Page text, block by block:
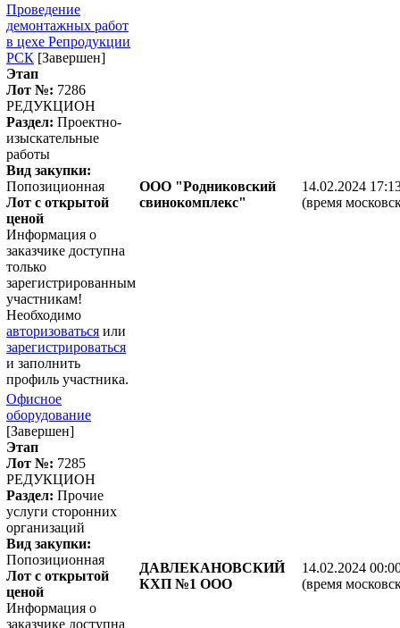
Проведение
демонтажных работ
в цехе Репродукции
РСК [Завершен]
Этап
Лот №: 7286
РЕДУКЦИОН
Раздел: Проектно-
изыскательные
работы
Вид закупки:
Попозиционная
Лот с открытой
ценой
Информация о
заказчике доступна
только
зарегистрированным
участникам!
Необходимо
авторизоваться или
зарегистрироваться
и заполнить
профиль участника.
ООО "Родниковский
свинокомплекс"
14.02.2024
(время
Офисное
оборудование
[Завершен]
Этап
Лот №: 7285
РЕДУКЦИОН
Раздел: Прочие
услуги сторонних
организаций
Вид закупки:
Попозиционная
Лот с открытой
ценой
Информация о
заказчике доступна
ДАВЛЕКАНОВСКИЙ
КХП №1 ООО
14.02.2024
(время